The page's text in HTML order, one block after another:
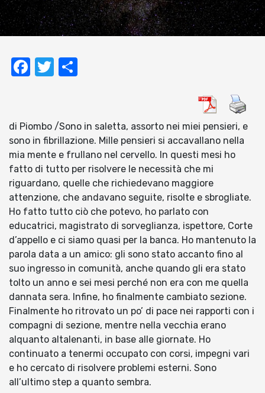
Facebook
Twitter
di Piombo /Sono in saletta, assorto nei miei pensieri, e
sono in fibrillazione. Mille pensieri si accavallano nella
mia mente e frullano nel cervello. In questi mesi ho
fatto di tutto per risolvere le necessità che mi
riguardano, quelle che richiedevano maggiore
attenzione, che andavano seguite, risolte e sbrogliate.
Ho fatto tutto ciò che potevo, ho parlato con
educatrici, magistrato di sorveglianza, ispettore, Corte
d’appello e ci siamo quasi per la banca. Ho mantenuto la
parola data a un amico: gli sono stato accanto fino al
suo ingresso in comunità, anche quando gli era stato
tolto un anno e sei mesi perché non era con me quella
dannata sera. Infine, ho finalmente cambiato sezione.
Finalmente ho ritrovato un po’ di pace nei rapporti con i
compagni di sezione, mentre nella vecchia erano
alquanto altalenanti, in base alle giornate. Ho
continuato a tenermi occupato con corsi, impegni vari
e ho cercato di risolvere problemi esterni. Sono
all’ultimo step a quanto sembra.